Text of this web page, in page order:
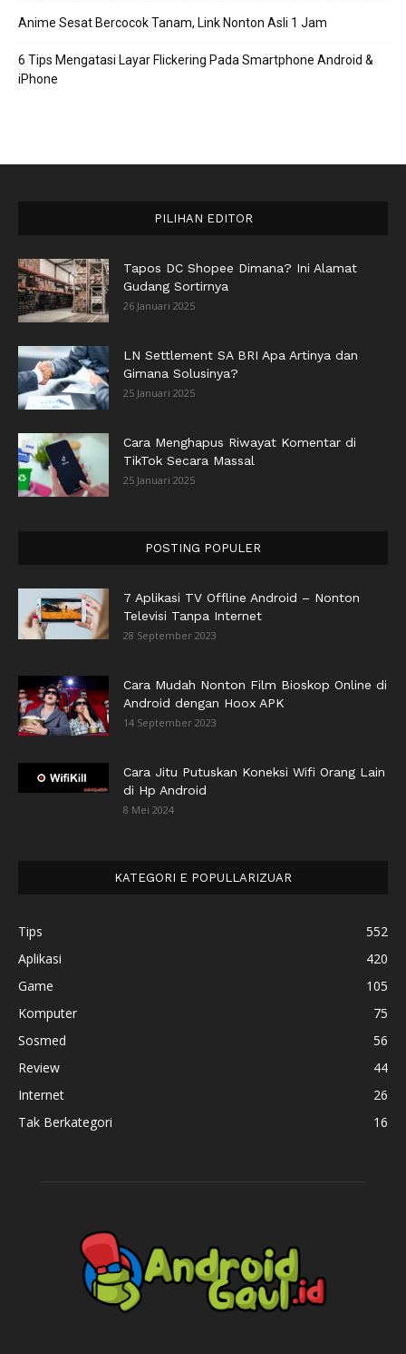
Anime Sesat Bercocok Tanam, Link Nonton Asli 1 Jam
6 Tips Mengatasi Layar Flickering Pada Smartphone Android &
iPhone
PILIHAN EDITOR
Tapos DC Shopee Dimana? Ini Alamat
Gudang Sortirnya
26 Januari 2025
LN Settlement SA BRI Apa Artinya dan
Gimana Solusinya?
25 Januari 2025
Cara Menghapus Riwayat Komentar di
TikTok Secara Massal
25 Januari 2025
POSTING POPULER
7 Aplikasi TV Offline Android – Nonton
Televisi Tanpa Internet
28 September 2023
Cara Mudah Nonton Film Bioskop Online di
Android dengan Hoox APK
14 September 2023
Cara Jitu Putuskan Koneksi Wifi Orang Lain
di Hp Android
8 Mei 2024
KATEGORI E POPULLARIZUAR
Tips
552
Aplikasi
420
Game
105
Komputer
75
Sosmed
56
Review
44
Internet
26
Tak Berkategori
16